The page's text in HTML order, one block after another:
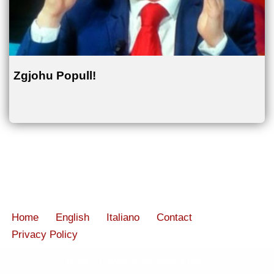
Zgjohu Popull!
Home English Italiano
Contact
Privacy Policy